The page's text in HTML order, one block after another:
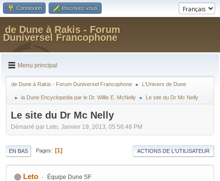
Connexion Inscrivez-vous
de Dune à Rakis - Forum
Duniversel Francophone
Menu principal
de Dune à Rakis - Forum Duniversel Francophone ► L'Univers de Dune
► la Dune Encyclopedia par le Dr. Willis E. McNelly ► Le site du Dr Mc Nelly
Le site du Dr Mc Nelly
Démarré par Leto, Janvier 19, 2013, 05:56:48 PM
EN BAS Pages 1 ACTIONS DE L'UTILISATEUR
Leto Équipe Dune SF